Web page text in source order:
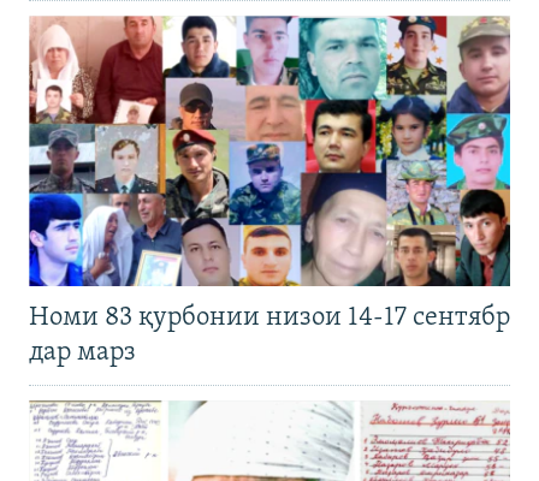
Номи 83 қурбонии низои 14-17 сентябр
дар марз